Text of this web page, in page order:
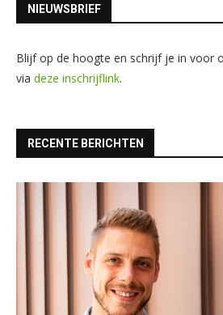
NIEUWSBRIEF
Blijf op de hoogte en schrijf je in voor
via deze inschrijflink.
RECENTE BERICHTEN